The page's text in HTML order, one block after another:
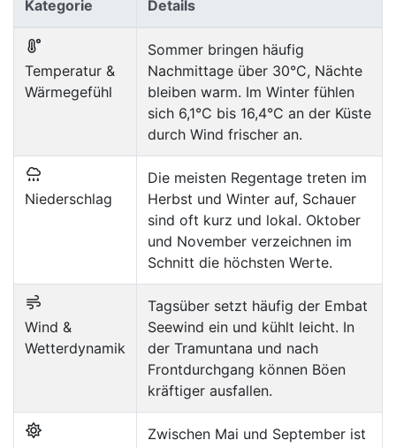
Kategorie Details
Temperatur &
Wärmegefühl
Sommer bringen häufig
Nachmittage über 30°C, Nächte
bleiben warm. Im Winter fühlen
sich 6,1°C bis 16,4°C an der Küste
durch Wind frischer an.
Niederschlag
Die meisten Regentage treten im
Herbst und Winter auf, Schauer
sind oft kurz und lokal. Oktober
und November verzeichnen im
Schnitt die höchsten Werte.
Wind &
Wetterdynamik
Tagsüber setzt häufig der Embat
Seewind ein und kühlt leicht. In
der Tramuntana und nach
Frontdurchgang können Böen
kräftiger ausfallen.
Zwischen Mai und September ist